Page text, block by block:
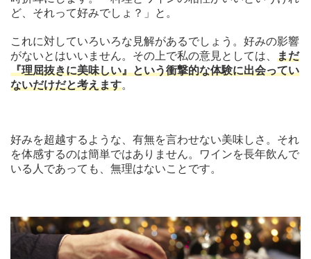
ど、それって好みでしょ？」と。
これに対していろいろな見解があるでしょう。好みの影響
がないとはいいません。その上で私の意見としては、 まだ
『理屈抜きに美味しい』という衝撃的な体験に出会ってい
ないだけだと考えます。
好みを超越するような、有無を言わせない美味しさ。それ
を体感するのは簡単ではありません。ワインを長年飲んで
いる人であっても、無理はないことです。